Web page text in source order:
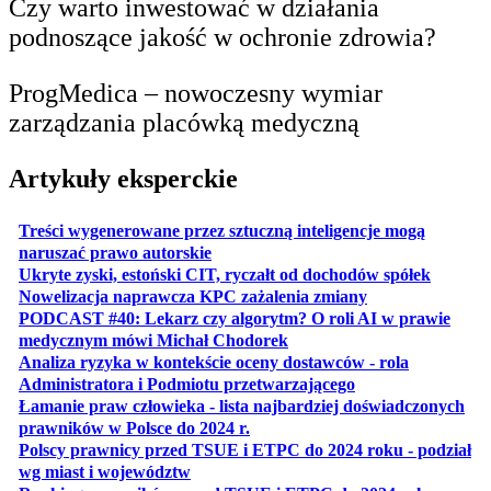
Czy warto inwestować w działania
podnoszące jakość w ochronie zdrowia?
ProgMedica – nowoczesny wymiar
zarządzania placówką medyczną
Artykuły eksperckie
Treści wygenerowane przez sztuczną inteligencje mogą
naruszać prawo autorskieotwiera się w nowej karcie
Ukryte zyski, estoński CIT, ryczałt od dochodów spółekotwiera
Nowelizacja naprawcza KPC zażalenia zmianyotwiera się w
PODCAST #40: Lekarz czy algorytm? O roli AI w prawie
medycznym mówi Michał Chodorekotwiera się w nowej karcie
Analiza ryzyka w kontekście oceny dostawców - rola
Administratora i Podmiotu przetwarzającegootwiera się w
Łamanie praw człowieka - lista najbardziej doświadczonych
prawników w Polsce do 2024 r.
Polscy prawnicy przed TSUE i ETPC do 2024 roku - podział
wg miast i województwotwiera się w nowej karcie